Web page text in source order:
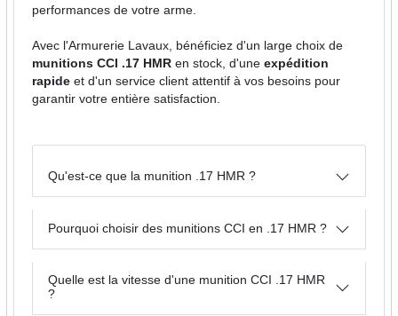
performances de votre arme.
Avec l'Armurerie Lavaux, bénéficiez d'un large choix de
munitions CCI .17 HMR en stock, d'uneexpédition
rapide et d'un service client attentif à vos besoins pour
garantir votre entière satisfaction.
Qu'est-ce que la munition .17 HMR ?
Pourquoi choisir des munitions CCI en .17 HMR ?
Quelle est la vitesse d'une munition CCI .17 HMR
?